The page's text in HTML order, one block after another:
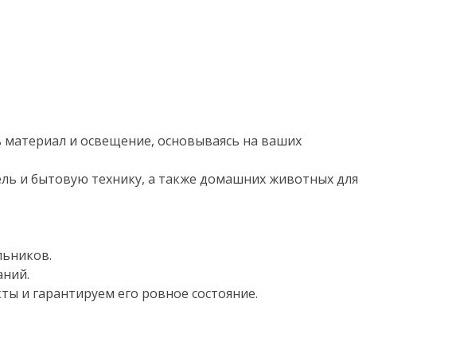
и освещение, основываясь на ваших
и бытовую технику, а также домашних животных для
и гарантируем его ровное состояние.